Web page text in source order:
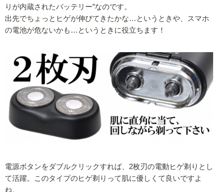
りが内蔵されたバッテリー”なのです。
出先でちょっとヒゲが伸びてきたかな…というときや、スマホ
の電池が危ないかも…というときに役立ちます！
電源ボタンをダブルクリックすれば、2枚刃の電動ヒゲ剃りとし
て活躍。このタイプのヒゲ剃りって肌に優しくて良いですよ
ね。